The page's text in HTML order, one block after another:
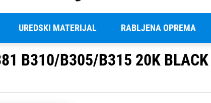
UREDSKI MATERIJAL RABLJENA OPREMA
B310/B305/B315 20K